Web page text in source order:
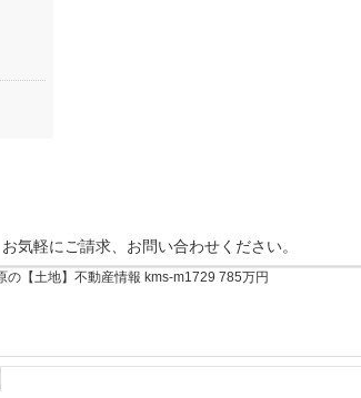
気軽にご請求、お問い合わせください。